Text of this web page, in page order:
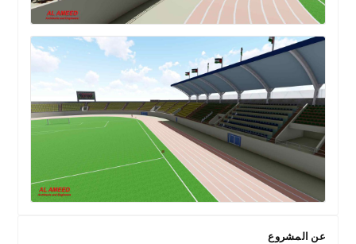
عن المشروع